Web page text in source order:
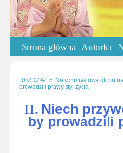
Strona główna Autorka
ROZDZIAŁ 5. Natychmiastowa
prowadzili prawy styl życia
II. Niech
by prowadzili